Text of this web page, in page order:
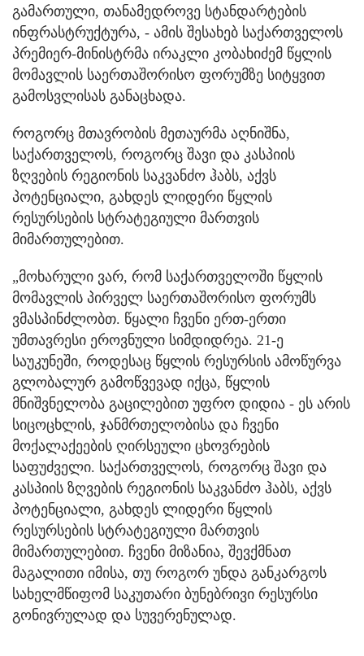
გამართული, თანამედროვე სტანდარტების
ინფრასტრუქტურა, - ამის შესახებ საქართველოს
პრემიერ-მინისტრმა ირაკლი კობახიძემ წყლის
მომავლის საერთაშორისო ფორუმზე სიტყვით
გამოსვლისას განაცხადა.
როგორც მთავრობის მეთაურმა აღნიშნა,
საქართველოს, როგორც შავი და კასპიის
ზღვების რეგიონის საკვანძო ჰაბს, აქვს
პოტენციალი, გახდეს ლიდერი წყლის
რესურსების სტრატეგიული მართვის
მიმართულებით.
„მოხარული ვარ, რომ საქართველოში წყლის
მომავლის პირველ საერთაშორისო ფორუმს
ვმასპინძლობთ. წყალი ჩვენი ერთ-ერთი
უმთავრესი ეროვნული სიმდიდრეა. 21-ე
საუკუნეში, როდესაც წყლის რესურსის ამოწურვა
გლობალურ გამოწვევად იქცა, წყლის
მნიშვნელობა გაცილებით უფრო დიდია - ეს არის
სიცოცხლის, ჯანმრთელობისა და ჩვენი
მოქალაქეების ღირსეული ცხოვრების
საფუძველი. საქართველოს, როგორც შავი და
კასპიის ზღვების რეგიონის საკვანძო ჰაბს, აქვს
პოტენციალი, გახდეს ლიდერი წყლის
რესურსების სტრატეგიული მართვის
მიმართულებით. ჩვენი მიზანია, შევქმნათ
მაგალითი იმისა, თუ როგორ უნდა განკარგოს
სახელმწიფომ საკუთარი ბუნებრივი რესურსი
გონივრულად და სუვერენულად.